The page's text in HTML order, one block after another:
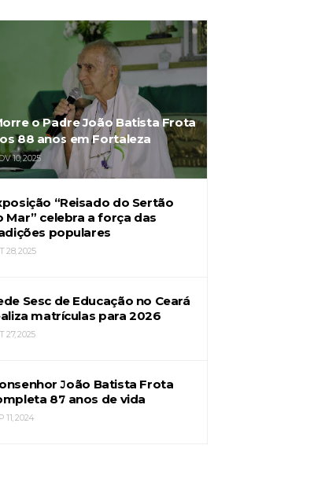
o Padre João Batista Frota
88 anos em Fortaleza
10, 2025
“Reisado do Sertão
Mar” celebra a força das
populares
28, 2025
Sesc de Educação no Ceará
matrículas para 2026
27, 2025
João Batista Frota
87 anos de vida
11, 2024